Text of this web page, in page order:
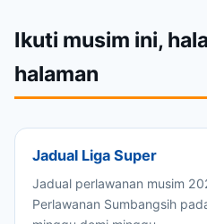
Ikuti musim ini,
halaman
Jadual Liga Super
Jadual perlawanan musim
Perlawanan Sumbangsih